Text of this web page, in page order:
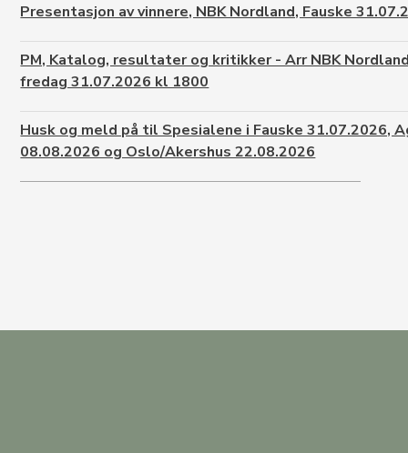
Presentasjon av vinnere, NBK Nordland, Fauske
PM, Katalog, resultater og kritikker - Arr NBK
fredag 31.07.2026 kl 1800
Husk og meld på til Spesialene i Fauske 31.07.2026,
08.08.2026 og Oslo/Akershus 22.08.2026